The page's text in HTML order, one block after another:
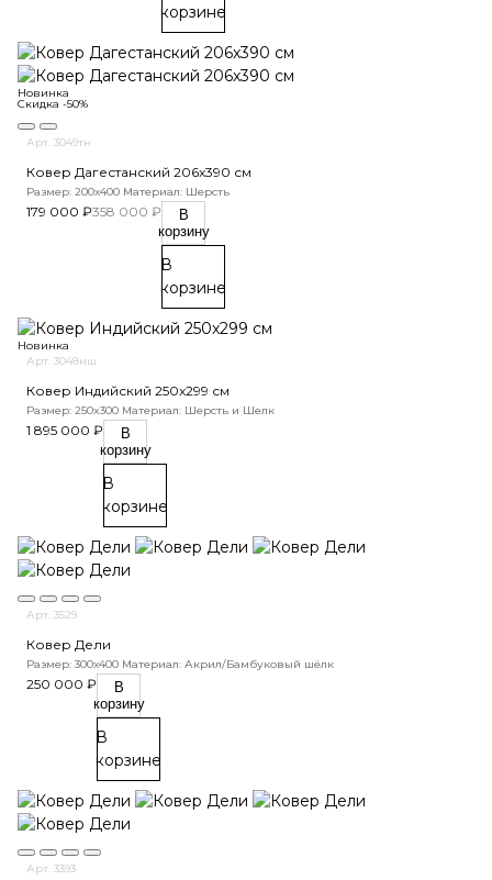
корзине
Новинка
Скидка -50%
Арт. 3049тн
Ковер Дагестанский 206x390 см
Размер: 200х400 Материал: Шерсть
179 000 ₽358 000 ₽
В
корзину
В
корзине
Новинка
Арт. 3048нш
Ковер Индийский 250x299 см
Размер: 250x300 Материал: Шерсть и Шелк
1 895 000 ₽
В
корзину
В
корзине
Арт. 3529
Ковер Дели
Размер: 300х400 Материал: Акрил/Бамбуковый шёлк
250 000 ₽
В
корзину
В
корзине
Арт. 3393